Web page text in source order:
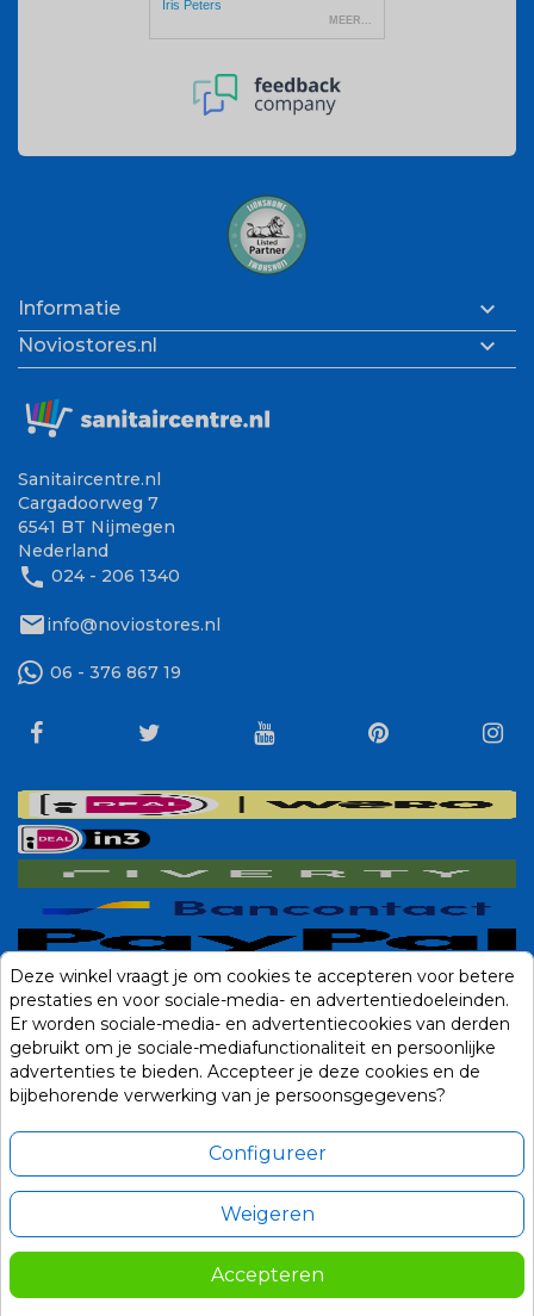
Informatie 
Noviostores.nl 
Sanitaircentre.nl
Cargadoorweg 7
6541 BT Nijmegen
Nederland
phone 024 - 206 1340
mailinfo@noviostores.nl
06 - 376 867 19
Deze winkel vraagt je om cookies te accepteren voor betere
prestaties en voor sociale-media- en advertentiedoeleinden.
Er worden sociale-media- en advertentiecookies van derden
gebruikt om je sociale-mediafunctionaliteit en persoonlijke
advertenties te bieden. Accepteer je deze cookies en de
bijbehorende verwerking van je persoonsgegevens?
Configureer
Weigeren
Accepteren